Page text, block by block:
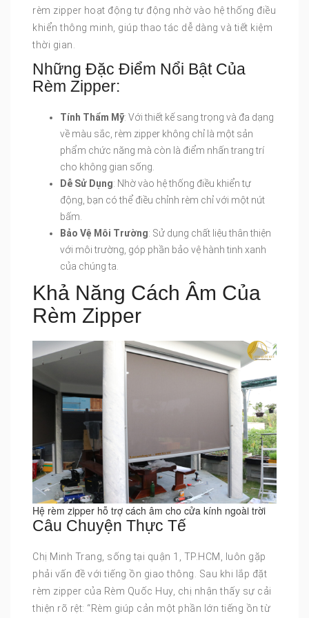
rèm zipper hoạt động tự động nhờ vào hệ thống điều
khiển thông minh, giúp thao tác dễ dàng và tiết kiệm
thời gian.
Những Đặc Điểm Nổi Bật Của
Rèm Zipper:
Tính Thẩm Mỹ: Với thiết kế sang trọng và đa dạng
về màu sắc, rèm zipper không chỉ là một sản
phẩm chức năng mà còn là điểm nhấn trang trí
cho không gian sống.
Dễ Sử Dụng: Nhờ vào hệ thống điều khiển tự
động, bạn có thể điều chỉnh rèm chỉ với một nút
bấm.
Bảo Vệ Môi Trường: Sử dụng chất liệu thân thiện
với môi trường, góp phần bảo vệ hành tinh xanh
của chúng ta.
Khả Năng Cách Âm Của
Rèm Zipper
Hệ rèm zipper hỗ trợ cách âm cho cửa kính ngoài trời
Câu Chuyện Thực Tế
Chị Minh Trang, sống tại quận 1, TP.HCM, luôn gặp
phải vấn đề với tiếng ồn giao thông. Sau khi lắp đặt
rèm zipper của Rèm Quốc Huy, chị nhận thấy sự cải
thiện rõ rệt: “Rèm giúp cản một phần lớn tiếng ồn từ